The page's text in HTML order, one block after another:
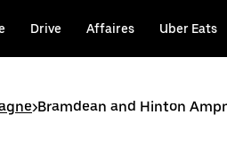
Drive Affaires Uber Eats
>Bramdean and Hinton